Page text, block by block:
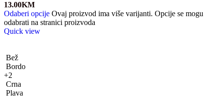
13.00KM
Odaberi opcije Ovaj proizvod ima više varijanti. Opcije se mogu
odabrati na stranici proizvoda
Quick view
Bež
Bordo
+2
Crna
Plava